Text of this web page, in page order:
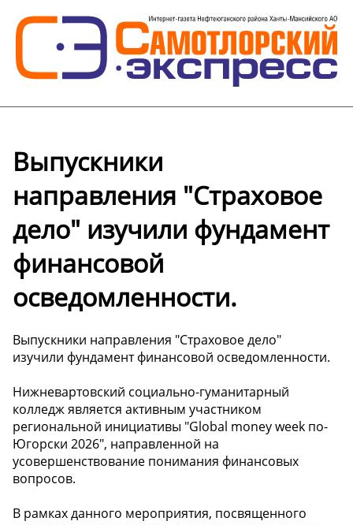
Выпускники
направления "Страховое
дело" изучили фундамент
финансовой
осведомленности.
Выпускники направления "Страховое дело"
изучили фундамент финансовой осведомленности.
Нижневартовский социально-гуманитарный
колледж является активным участником
региональной инициативы "Global money week по-
Югорски 2026", направленной на
усовершенствование понимания финансовых
вопросов.
В рамках данного мероприятия, посвященного